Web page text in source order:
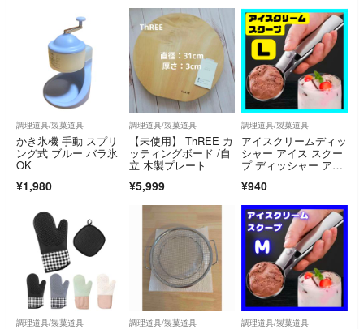
調理道具/製菓道具
かき氷機 手動 スプリ
ング式 ブルー バラ氷
OK
¥1,980
調理道具/製菓道具
【未使用】 ThREE カ
ッティングボード /自
立 木製プレート
¥5,999
調理道具/製菓道具
アイスクリームディッ
シャー アイス スクー
プ ディッシャー アイ
ツ ポテトサラダ 調理
器具 丸型 デザート
¥940
調理道具/製菓道具 調理道具/製菓道具 調理道具/製菓道具